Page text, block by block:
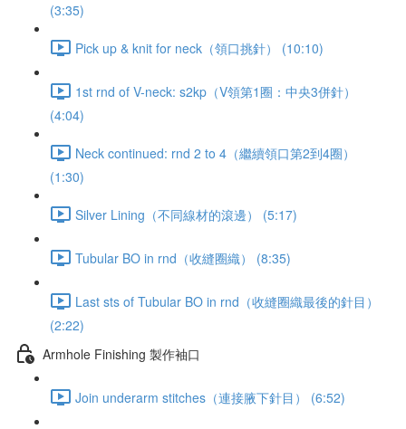
(3:35)
Pick up & knit for neck（領口挑針） (10:10)
1st rnd of V-neck: s2kp（V領第1圈：中央3併針）
(4:04)
Neck continued: rnd 2 to 4（繼續領口第2到4圈）
(1:30)
Silver Lining（不同線材的滾邊） (5:17)
Tubular BO in rnd（收縫圈織） (8:35)
Last sts of Tubular BO in rnd（收縫圈織最後的針目）
(2:22)
Armhole Finishing 製作袖口
Join underarm stitches（連接腋下針目） (6:52)